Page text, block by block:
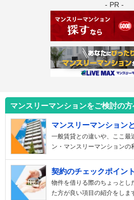
- PR -
マンスリーマンションをご検討の方
マンスリーマンション
一般賃貸との違いや、ここ最
ン・マンスリーマンションの
契約のチェックポイン
物件を借りる際のちょっとし
た方が良い項目の紹介をしま